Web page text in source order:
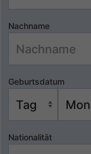
Nachname
Geburtsdatum
Nationalität